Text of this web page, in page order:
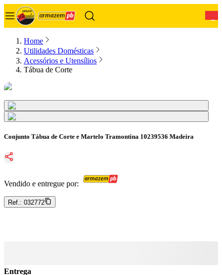
Home
Utilidades Domésticas
Acessórios e Utensílios
Tábua de Corte
Conjunto Tábua de Corte e Martelo Tramontina 10239536 Madeira
Vendido e entregue por:
Ref.: 032772
Entrega